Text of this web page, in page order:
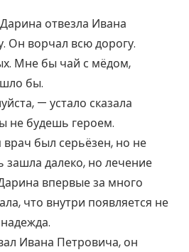
отвезла Ивана
Он ворчал всю дорогу.
Мне бы чай с мёдом,
бы.
— устало сказала
не будешь героем.
был серьёзен, но не
зашла далеко, но лечение
впервые за много
что внутри появляется не
Ивана Петровича, он